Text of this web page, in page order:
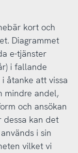
kort och
Diagrammet
e-tjänster
i fallande
åtanke att vissa
mindre andel,
och ansökan
dessa kan det
i sin
vilket vi